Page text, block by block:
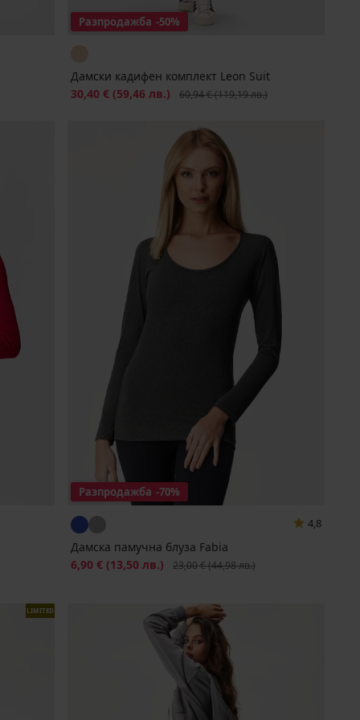
Разпродажба -50%
Дамски кадифен комплект Leon Suit
Намаление
30,40 € (59,46 лв.) Първоначална цена
60,94 €(119,19 лв.)
Разпродажба -70%
4,8
Дамска памучна блуза Fabia
Намаление
6,90 € (13,50 лв.) Първоначална цена
23,00 €(44,98 лв.)
LIMITED